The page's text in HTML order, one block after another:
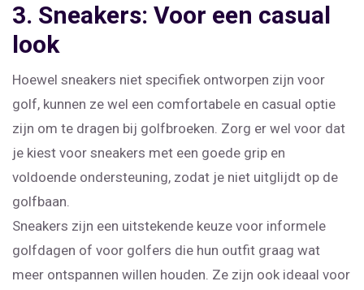
3. Sneakers: Voor een casual
look
Hoewel sneakers niet specifiek ontworpen zijn voor
golf, kunnen ze wel een comfortabele en casual optie
zijn om te dragen bij golfbroeken. Zorg er wel voor dat
je kiest voor sneakers met een goede grip en
voldoende ondersteuning, zodat je niet uitglijdt op de
golfbaan.
Sneakers zijn een uitstekende keuze voor informele
golfdagen of voor golfers die hun outfit graag wat
meer ontspannen willen houden. Ze zijn ook ideaal voor